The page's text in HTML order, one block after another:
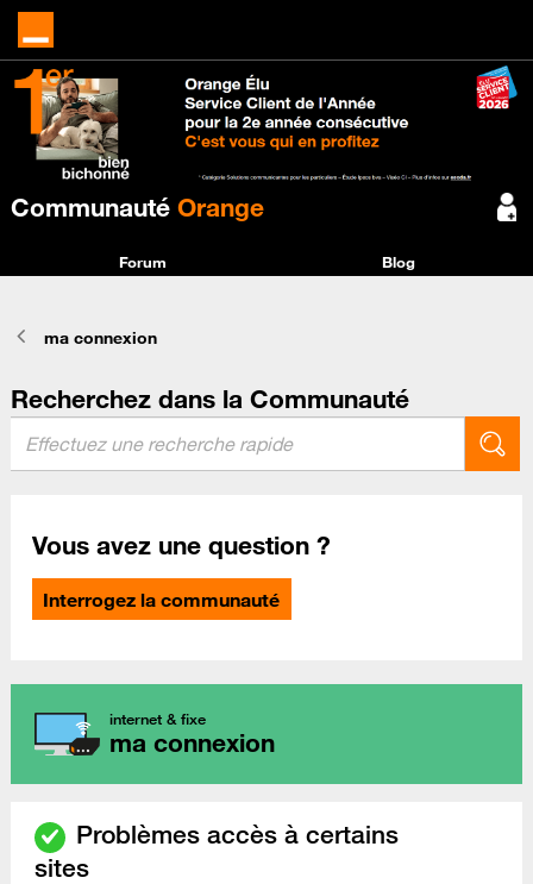
Communauté Orange
Forum Blog
ma connexion
Recherchez dans la Communauté
Vous avez une question ?
Interrogez la communauté
internet & fixe
ma connexion
Problèmes accès à certains
sites